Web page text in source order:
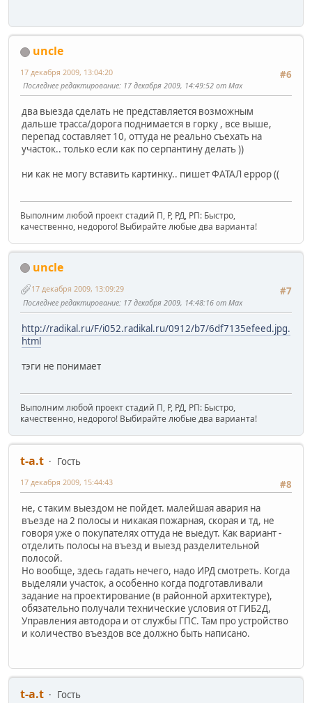
uncle
#6
17 декабря 2009, 13:04:20
Последнее редактирование: 17 декабря 2009, 14:49:52 от Max
два выезда сделать не представляется возможным
дальше трасса/дорога поднимается в горку , все выше,
перепад составляет 10, оттуда не реально съехать на
участок.. только если как по серпантину делать ))
ни как не могу вставить картинку.. пишет ФАТАЛ еррор ((
Выполним любой проект стадий П, Р, РД, РП: Быстро,
качественно, недорого! Выбирайте любые два варианта!
uncle
#7
17 декабря 2009, 13:09:29
Последнее редактирование: 17 декабря 2009, 14:48:16 от Max
http://radikal.ru/F/i052.radikal.ru/0912/b7/6df7135efeed.jpg.
html
тэги не понимает
Выполним любой проект стадий П, Р, РД, РП: Быстро,
качественно, недорого! Выбирайте любые два варианта!
t-a.t
Гость
#8
17 декабря 2009, 15:44:43
не, с таким выездом не пойдет. малейшая авария на
въезде на 2 полосы и никакая пожарная, скорая и тд, не
говоря уже о покупателях оттуда не выедут. Как вариант -
отделить полосы на въезд и выезд разделительной
полосой.
Но вообще, здесь гадать нечего, надо ИРД смотреть. Когда
выделяли участок, а особенно когда подготавливали
задание на проектирование (в районной архитектуре),
обязательно получали технические условия от ГИБ2Д,
Управления автодора и от службы ГПС. Там про устройство
и количество въездов все должно быть написано.
t-a.t
Гость